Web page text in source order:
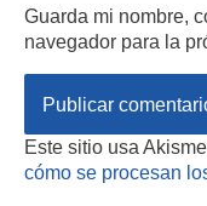
Guarda mi nombre,
navegador para la
Este sitio usa
cómo se procesan